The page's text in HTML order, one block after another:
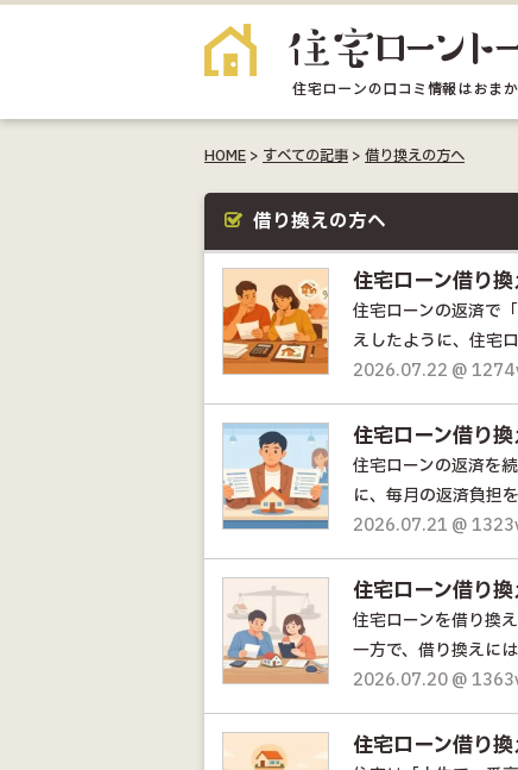
HOME > すべての記事 > 借り換えの方へ
借り換えの方へ
住宅ローン借り
住宅ローンの返済で
えしたように、住宅
2026.07.22 @
住宅ローン借り
住宅ローンの返済を
に、毎月の返済負担
2026.07.21 @
住宅ローン借り
住宅ローンを借り換
一方で、借り換えに
2026.07.20 @
住宅ローン借り